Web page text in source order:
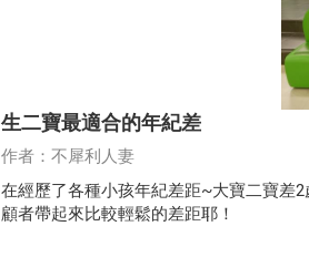
生二寶最適合的年紀差
作者：不犀利人妻
在經歷了各種小孩年紀差距~大寶二寶差
顧者帶起來比較輕鬆的差距耶！